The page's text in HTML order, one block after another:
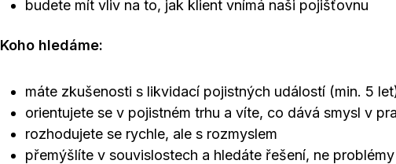
budete mít vliv na to, jak klient vnímá naši pojišťovnu
Koho hledáme:
máte zkušenosti s likvidací pojistných událostí (min. 5
orientujete se v pojistném trhu a víte, co dává smysl v
rozhodujete se rychle, ale s rozmyslem
přemýšlíte v souvislostech a hledáte řešení, ne problémy